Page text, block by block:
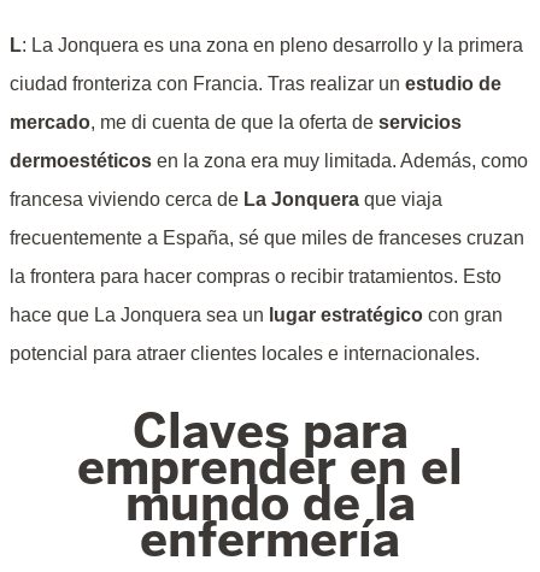
L: La Jonquera es una zona en pleno desarrollo y la primera
ciudad fronteriza con Francia. Tras realizar un estudio de
mercado, me di cuenta de que la oferta de servicios
dermoestéticos en la zona era muy limitada. Además, como
francesa viviendo cerca de La Jonquera que viaja
frecuentemente a España, sé que miles de franceses cruzan
la frontera para hacer compras o recibir tratamientos. Esto
hace que La Jonquera sea un lugar estratégico con gran
potencial para atraer clientes locales e internacionales.
Claves para
emprender en el
mundo de la
enfermería